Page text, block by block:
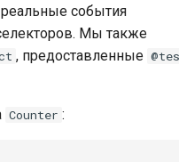
события
Мы также
, предоставленные
Counter :